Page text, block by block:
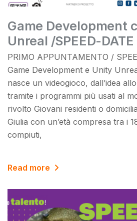
Game Development
Unreal /SPEED-DATE
PRIMO APPUNTAMENTO /
Game Development e Unity
nasce un videogioco, dall’idea
tramite i programmi più usati al
rivolto Giovani residenti o
Giulia con un’età compresa tra i
compiuti,
Read more